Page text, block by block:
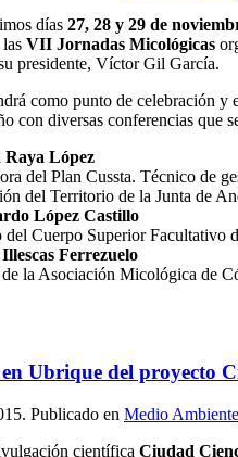
días 27, 28 y 29 de
VII Jornadas Micológicas
presidente, Víctor Gil García.
como punto de celebración y
con diversas conferencias que
Raya López
del Plan Cussta. Técnico de
del Territorio de la Junta de
López Castillo
del Cuerpo Superior Facultativo
Ferrezuelo
de la Asociación Micológica de
Ubrique del proyecto
. Publicado en Medio Ambiente
científica Ciudad